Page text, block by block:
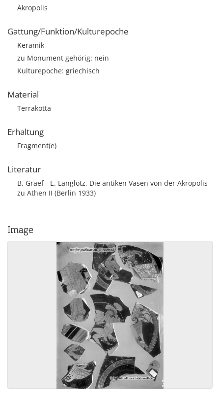
Akropolis
Gattung/Funktion/Kulturepoche
Keramik
zu Monument gehörig: nein
Kulturepoche: griechisch
Material
Terrakotta
Erhaltung
Fragment(e)
Literatur
B. Graef - E. Langlotz, Die antiken Vasen von der Akropolis
zu Athen II (Berlin 1933)
Image